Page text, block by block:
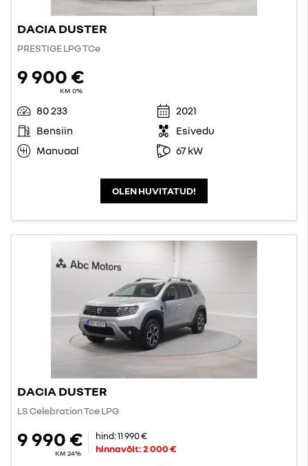
DACIA DUSTER
PRESTIGE LPG TCe
9 900 €
KM 0%
80 233
2021
Bensiin
Esivedu
Manuaal
67 kW
OLEN HUVITATUD!
DACIA DUSTER
LS Celebration Tce LPG
9 990 €
KM 24%
hind:11 990 €
hinnavõit:2 000 €